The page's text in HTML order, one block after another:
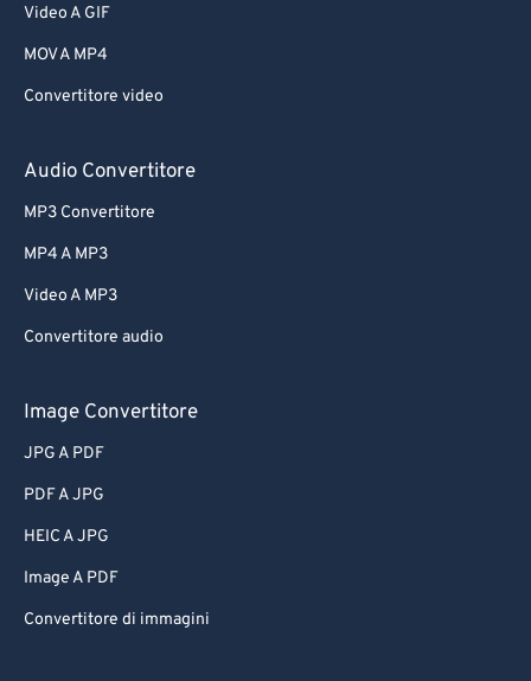
Video A GIF
MOV A MP4
Convertitore video
Audio Convertitore
MP3 Convertitore
MP4 A MP3
Video A MP3
Convertitore audio
Image Convertitore
JPG A PDF
PDF A JPG
HEIC A JPG
Image A PDF
Convertitore di immagini